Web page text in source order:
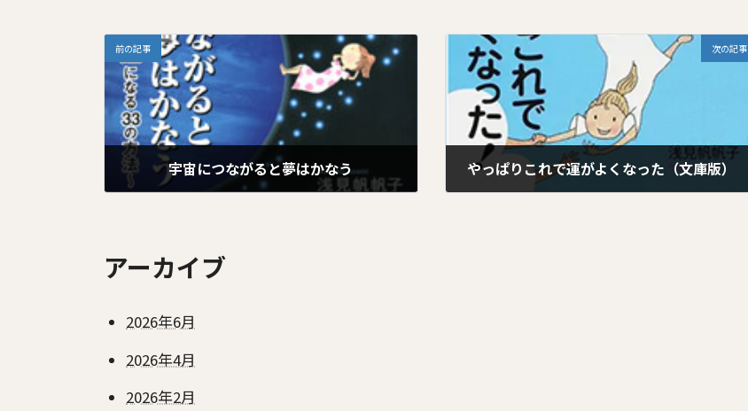
時
:
前の記事
宇宙につながると夢はかなう
次の記事
やっぱりこれで運がよくなった（文庫版）
アーカイブ
2026年6月
2026年4月
2026年2月